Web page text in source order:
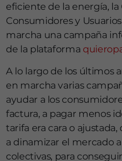
eficiente de la energía,
Consumidores y
marcha una campaña
de la plataforma
A lo largo de los últimos
en marcha varias
ayudar a los
factura, a pagar menos
tarifa era cara o
a dinamizar el mercado
colectivas, para